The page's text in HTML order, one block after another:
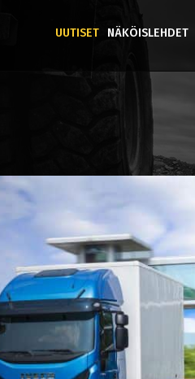
UUTISET NÄKÖISLEHDET